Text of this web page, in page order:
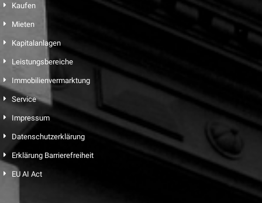
Kaufen
Mieten
Kapitalanlagen
Leistungsbereiche
Immobilienvermarktung
Service
Impressum
Datenschutzerklärung
Erklärung Barrierefreiheit
EU AI Act